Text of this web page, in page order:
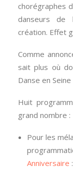
chorégraphes
danseurs de
création. Effet
Comme
sait plus où
Danse en Seine
Huit
grand nombre :
Pour les
Anniversaire